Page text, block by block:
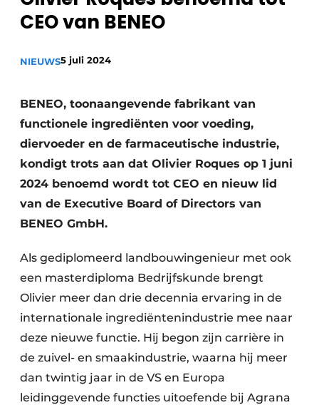
Privacy / Cookie statement
Vacatures
CEO van BENEO
NIEUWS5 juli 2024
BENEO, toonaangevende fabrikant van
functionele ingrediënten voor voeding,
diervoeder en de farmaceutische industrie,
kondigt trots aan dat Olivier Roques op 1 juni
2024 benoemd wordt tot CEO en nieuw lid
van de Executive Board of Directors van
BENEO GmbH.
Als gediplomeerd landbouwingenieur met ook
een masterdiploma Bedrijfskunde brengt
Olivier meer dan drie decennia ervaring in de
internationale ingrediëntenindustrie mee naar
deze nieuwe functie. Hij begon zijn carrière in
de zuivel- en smaakindustrie, waarna hij meer
dan twintig jaar in de VS en Europa
leidinggevende functies uitoefende bij Agrana